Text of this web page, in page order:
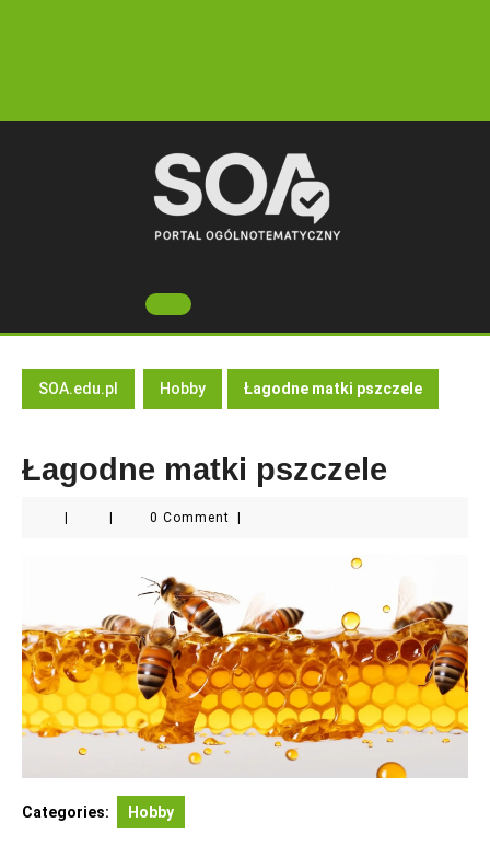
Open
Button
SOA.edu.pl Hobby Łagodne matki pszczele
Łagodne matki pszczele
0 Comment
Categories: Hobby